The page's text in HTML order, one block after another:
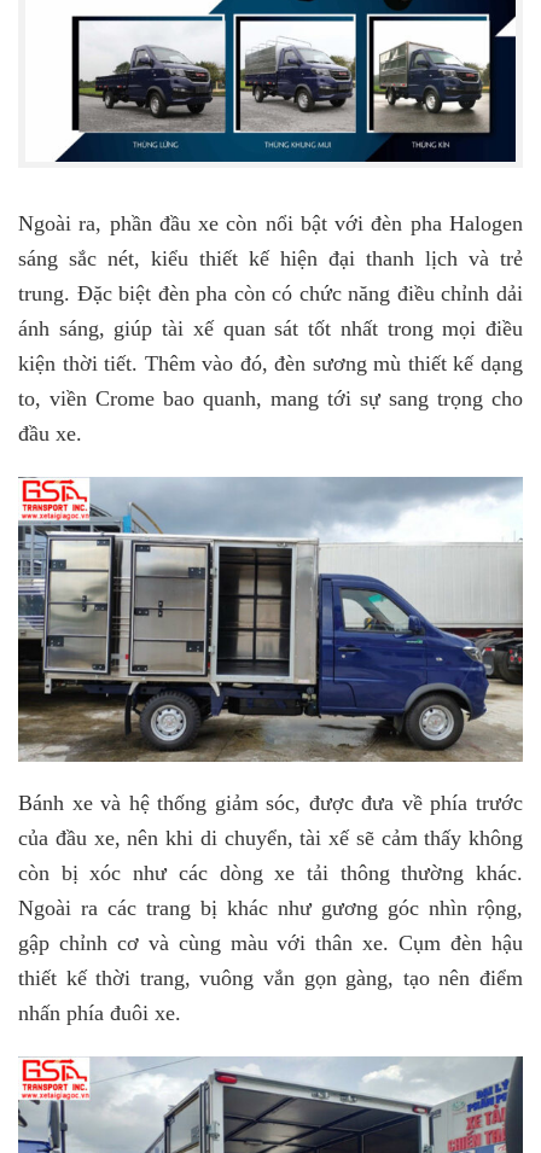
Ngoài ra, phần đầu xe còn nổi bật với đèn pha Halogen
sáng sắc nét, kiểu thiết kế hiện đại thanh lịch và trẻ
trung. Đặc biệt đèn pha còn có chức năng điều chỉnh dải
ánh sáng, giúp tài xế quan sát tốt nhất trong mọi điều
kiện thời tiết. Thêm vào đó, đèn sương mù thiết kế dạng
to, viền Crome bao quanh, mang tới sự sang trọng cho
đầu xe.
Bánh xe và hệ thống giảm sóc, được đưa về phía trước
của đầu xe, nên khi di chuyển, tài xế sẽ cảm thấy không
còn bị xóc như các dòng xe tải thông thường khác.
Ngoài ra các trang bị khác như gương góc nhìn rộng,
gập chỉnh cơ và cùng màu với thân xe. Cụm đèn hậu
thiết kế thời trang, vuông vắn gọn gàng, tạo nên điểm
nhấn phía đuôi xe.